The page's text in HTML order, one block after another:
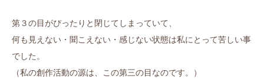
第３の目がぴったりと閉じてしまっていて、
何も見えない・聞こえない・感じない状態は私にとって苦しい事
でした。
（私の創作活動の源は、この第三の目なのです。）